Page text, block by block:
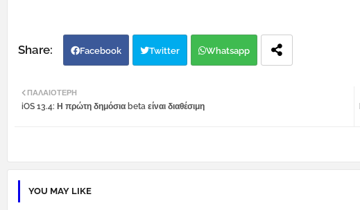
Facebook Twitter Whatsapp
ΠΑΛΑΙΌΤΕΡΗ
iOS 13.4: Η πρώτη δημόσια beta είναι διαθέσιμη
YOU MAY LIKE